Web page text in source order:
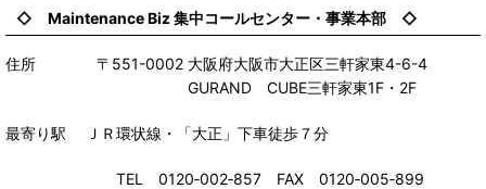
◇ Maintenance Biz 集中コールセンター・事業本部 ◇
住所 〒551-0002 大阪府大阪市大正区三軒家東4-6-4
GURAND CUBE三軒家東1F・2F
最寄り駅 ＪＲ環状線・「大正」下車徒歩７分
TEL 0120‐002‐857 FAX 0120‐005‐899